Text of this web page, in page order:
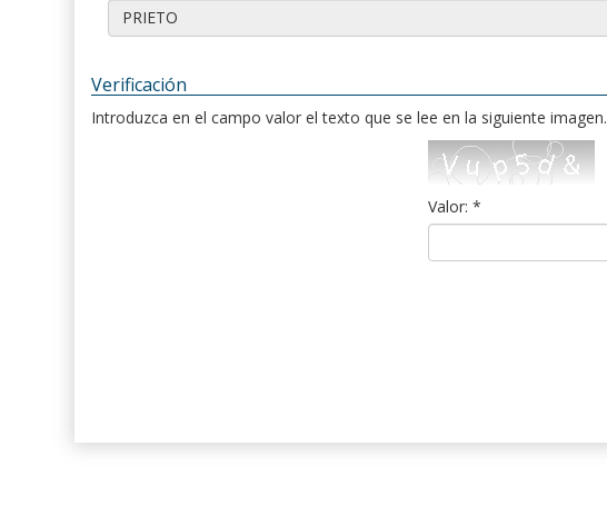
Verificación
Introduzca en el campo valor el texto que se lee en la siguiente imagen.
Valor: *